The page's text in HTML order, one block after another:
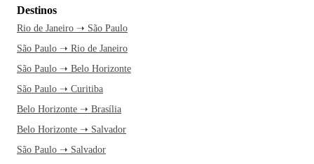
Destinos
Rio de Janeiro ➝ São Paulo
São Paulo ➝ Rio de Janeiro
São Paulo ➝ Belo Horizonte
São Paulo ➝ Curitiba
Belo Horizonte ➝ Brasília
Belo Horizonte ➝ Salvador
São Paulo ➝ Salvador